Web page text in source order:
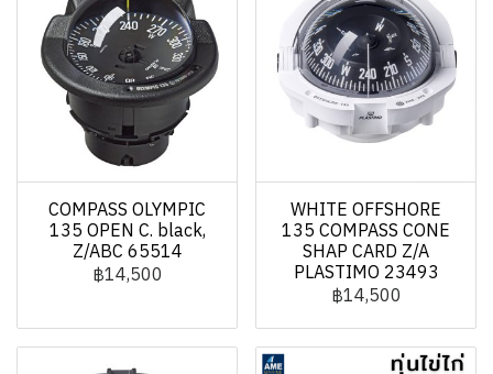
COMPASS OLYMPIC
135 OPEN C. black,
Z/ABC 65514
฿14,500
WHITE OFFSHORE
135 COMPASS CONE
SHAP CARD Z/A
PLASTIMO 23493
฿14,500